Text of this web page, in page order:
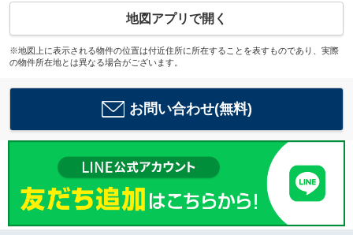
地図アプリで開く
※地図上に表示される物件の位置は付近住所に所在することを表すものであり、実際
の物件所在地とは異なる場合がございます。
お問い合わせ(無料)